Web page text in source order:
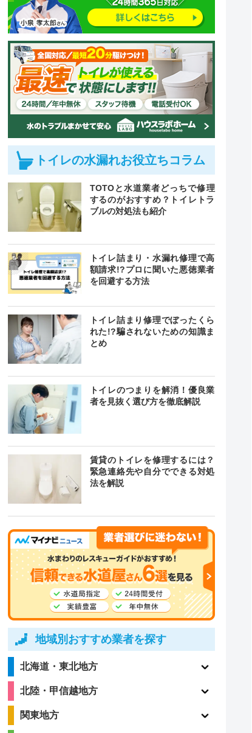
クチコミ
3
（2件）
2.2
（5件）
4.4
（99件）
トイレの水漏れお役立ちコラム
TOTOと水道業者どっちで修理
するのがおすすめ？トイレトラ
ブルの対処法も紹介
トイレ詰まり・水漏れ修理で高
額請求!?プロに聞いた悪徳業者
を回避する方法
トイレ詰まり修理でぼったくら
れた!?騙されないための知識ま
とめ
トイレのつまりを解消！優良業
者を見抜く選び方を徹底解説
賃貸のトイレを修理するには？
緊急連絡先や自分でできる対処
法を解説
地域別おすすめ業者を探す
北海道・東北地方
北陸・甲信越地方
関東地方